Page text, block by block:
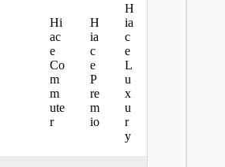
Hi
ac
e
Co
m
m
ute
r
H
ia
c
e
P
re
m
io
H
ia
c
e
L
u
x
u
r
y